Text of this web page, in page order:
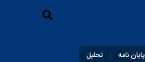
پایان‌ نامه تحلیل